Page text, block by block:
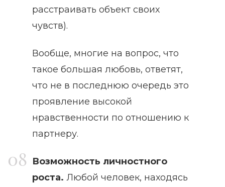
расстраивать объект своих
чувств).
Вообще, многие на вопрос, что
такое большая любовь, ответят,
что не в последнюю очередь это
проявление высокой
нравственности по отношению к
партнеру.
Возможность личностного
роста. Любой человек, находясь